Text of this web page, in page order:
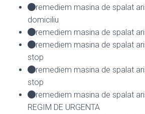
remediem masina de spalat
domiciliu
remediem masina de spalat
remediem masina de spalat
stop
remediem masina de spalat
stop
remediem masina de spalat
REGIM DE URGENTA